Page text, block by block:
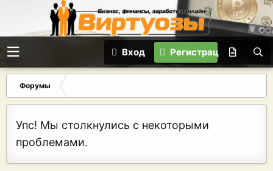
Вход Регистрация
Форумы
Упс! Мы столкнулись с некоторыми
проблемами.